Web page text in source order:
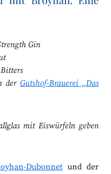
Gin
Bitters
der Gutshof-Brauerei „Das
mit Eiswürfeln geben
Dubonnet und der